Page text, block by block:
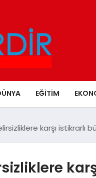
EĞITIM
karşı istikrarlı